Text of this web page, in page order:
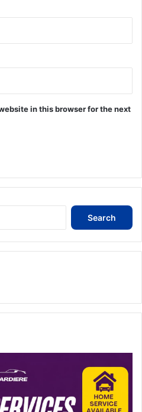
in this browser for the next
Search